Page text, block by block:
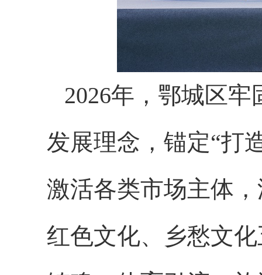
2026年 ， 鄂城区牢
发展理念 ， 锚定“打
激活各类市场主体，
红色文化、乡愁文